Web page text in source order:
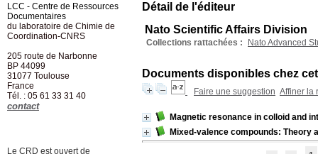
Détail de l'éditeur
Nato Scientific Affairs Division
Collections rattachées : Nato Advanced
Documents disponibles chez
Faire une suggestion Affiner la
Magnetic resonance in colloid and
Mixed-valence compounds: Theory
LCC - Centre de Ressources
Documentaires
du laboratoire de Chimie de
Coordination-CNRS
205 route de Narbonne
BP 44099
31077 Toulouse
France
Tél. : 05 61 33 31 40
contact
Le CRD est ouvert de